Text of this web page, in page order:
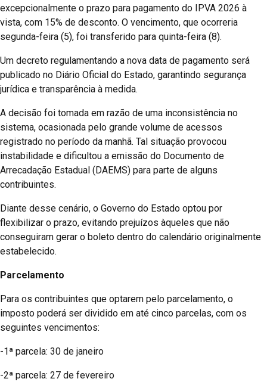
excepcionalmente o prazo para pagamento do IPVA 2026 à
vista, com 15% de desconto. O vencimento, que ocorreria
segunda-feira (5), foi transferido para quinta-feira (8).
Um decreto regulamentando a nova data de pagamento será
publicado no Diário Oficial do Estado, garantindo segurança
jurídica e transparência à medida.
A decisão foi tomada em razão de uma inconsistência no
sistema, ocasionada pelo grande volume de acessos
registrado no período da manhã. Tal situação provocou
instabilidade e dificultou a emissão do Documento de
Arrecadação Estadual (DAEMS) para parte de alguns
contribuintes.
Diante desse cenário, o Governo do Estado optou por
flexibilizar o prazo, evitando prejuízos àqueles que não
conseguiram gerar o boleto dentro do calendário originalmente
estabelecido.
Parcelamento
Para os contribuintes que optarem pelo parcelamento, o
imposto poderá ser dividido em até cinco parcelas, com os
seguintes vencimentos:
-1ª parcela: 30 de janeiro
-2ª parcela: 27 de fevereiro